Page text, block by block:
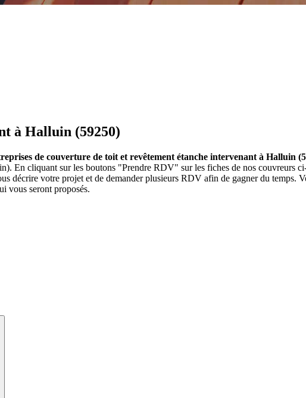
à Halluin (59250)
de couverture de toit et revêtement étanche intervenant à Halluin
En cliquant sur les boutons "Prendre RDV" sur les fiches de nos couvreurs
décrire votre projet et de demander plusieurs RDV afin de gagner du temps.
vous seront proposés.